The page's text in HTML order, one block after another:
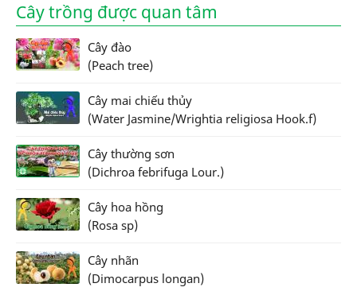
Cây trồng được quan tâm
Cây đào
(Peach tree)
Cây mai chiếu thủy
(Water Jasmine/Wrightia religiosa Hook.f)
Cây thường sơn
(Dichroa febrifuga Lour.)
Cây hoa hồng
(Rosa sp)
Cây nhãn
(Dimocarpus longan)